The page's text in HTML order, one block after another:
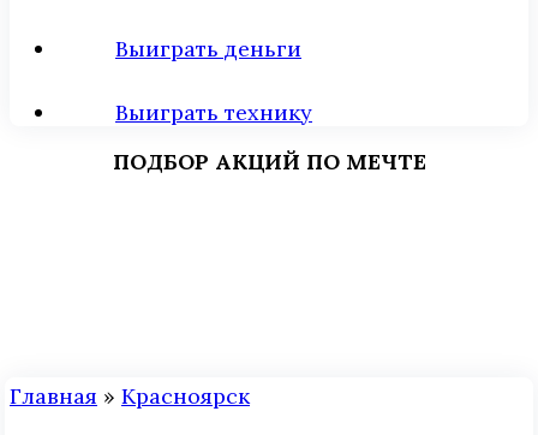
Выиграть деньги
Выиграть технику
ПОДБОР АКЦИЙ ПО МЕЧТЕ
Главная » Красноярск